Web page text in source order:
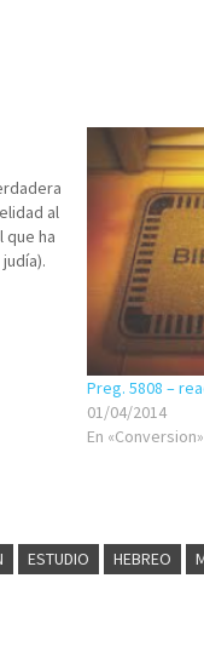
al
que ha
Preg. 5808 –
01/04/2014
En «Conversion»
ESTUDIO HEBREO